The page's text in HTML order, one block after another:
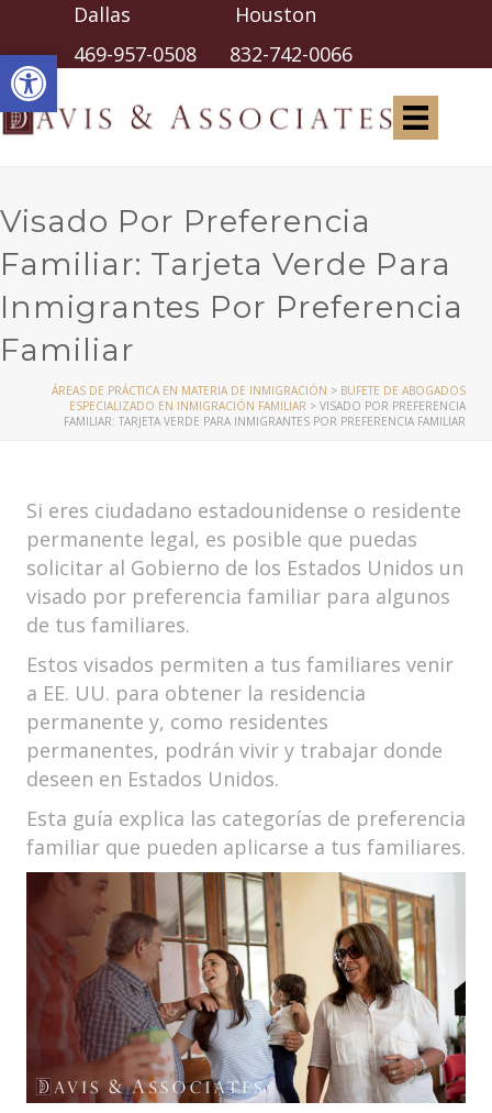
Abrir barra de herramientas
Dallas Houston
469-957-0508 832-742-0066
Visado Por Preferencia
Familiar: Tarjeta Verde Para
Inmigrantes Por Preferencia
Familiar
ÁREAS DE PRÁCTICA EN MATERIA DE INMIGRACIÓN > BUFETE DE ABOGADOS
ESPECIALIZADO EN INMIGRACIÓN FAMILIAR > VISADO POR PREFERENCIA
FAMILIAR: TARJETA VERDE PARA INMIGRANTES POR PREFERENCIA FAMILIAR
Si eres ciudadano estadounidense o residente
permanente legal, es posible que puedas
solicitar al Gobierno de los Estados Unidos un
visado por preferencia familiar para algunos
de tus familiares.
Estos visados permiten a tus familiares venir
a EE. UU. para obtener la residencia
permanente y, como residentes
permanentes, podrán vivir y trabajar donde
deseen en Estados Unidos.
Esta guía explica las categorías de preferencia
familiar que pueden aplicarse a tus familiares.